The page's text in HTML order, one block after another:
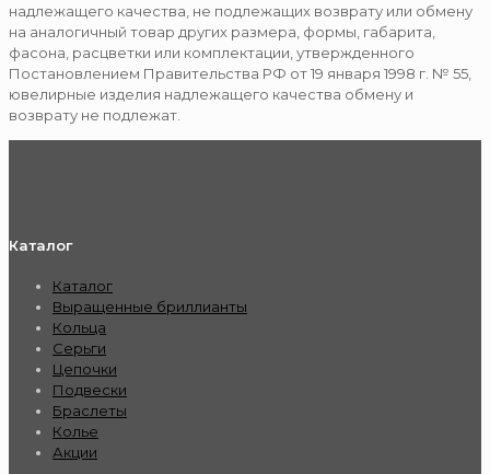
надлежащего качества, не подлежащих возврату или обмену
на аналогичный товар других размера, формы, габарита,
фасона, расцветки или комплектации, утвержденного
Постановлением Правительства РФ от 19 января 1998 г. № 55,
ювелирные изделия надлежащего качества обмену и
возврату не подлежат.
Каталог
Каталог
Выращенные бриллианты
Кольца
Серьги
Цепочки
Подвески
Браслеты
Колье
Акции